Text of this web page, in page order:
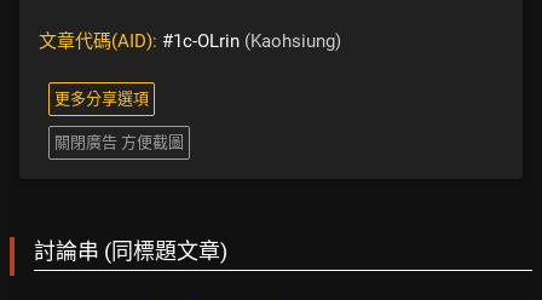
文章代碼(AID): #1c-OLrin (Kaohsiung)
更多分享選項
關閉廣告 方便截圖
討論串 (同標題文章)